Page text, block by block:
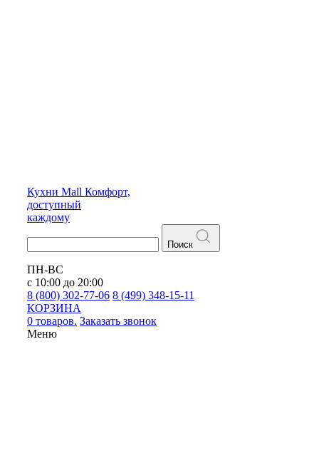
Кухни Mall Комфорт,
доступный
каждому
Поиск
ПН-ВС
с 10:00 до 20:00
8 (800) 302-77-06 8 (499) 348-15-11
КОРЗИНА
0 товаров. Заказать звонок
Меню